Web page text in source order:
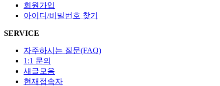
회원가입
아이디/비밀번호 찾기
SERVICE
자주하시는 질문(FAQ)
1:1 문의
새글모음
현재접속자